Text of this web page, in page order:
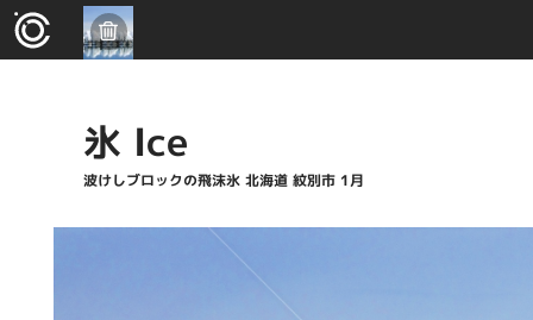
氷 Ice
波けしブロックの飛沫氷 北海道 紋別市 1月